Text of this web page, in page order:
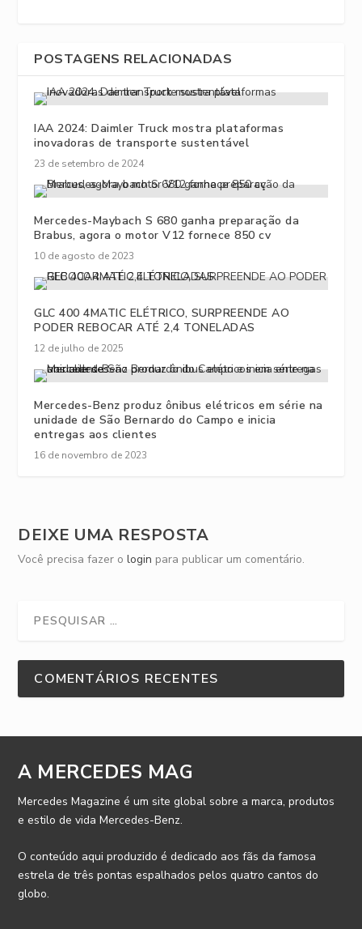
POSTAGENS RELACIONADAS
IAA 2024: Daimler Truck mostra plataformas
inovadoras de transporte sustentável
23 de setembro de 2024
Mercedes-Maybach S 680 ganha preparação da
Brabus, agora o motor V12 fornece 850 cv
10 de agosto de 2023
GLC 400 4MATIC ELÉTRICO, SURPREENDE AO
PODER REBOCAR ATÉ 2,4 TONELADAS
12 de julho de 2025
Mercedes-Benz produz ônibus elétricos em série na
unidade de São Bernardo do Campo e inicia
entregas aos clientes
16 de novembro de 2023
DEIXE UMA RESPOSTA
Você precisa fazer ologin para publicar um comentário.
COMENTÁRIOS RECENTES
A MERCEDES MAG
Mercedes Magazine é um site global sobre a marca, produtos
e estilo de vida Mercedes-Benz.
O conteúdo aqui produzido é dedicado aos fãs da famosa
estrela de três pontas espalhados pelos quatro cantos do
globo.